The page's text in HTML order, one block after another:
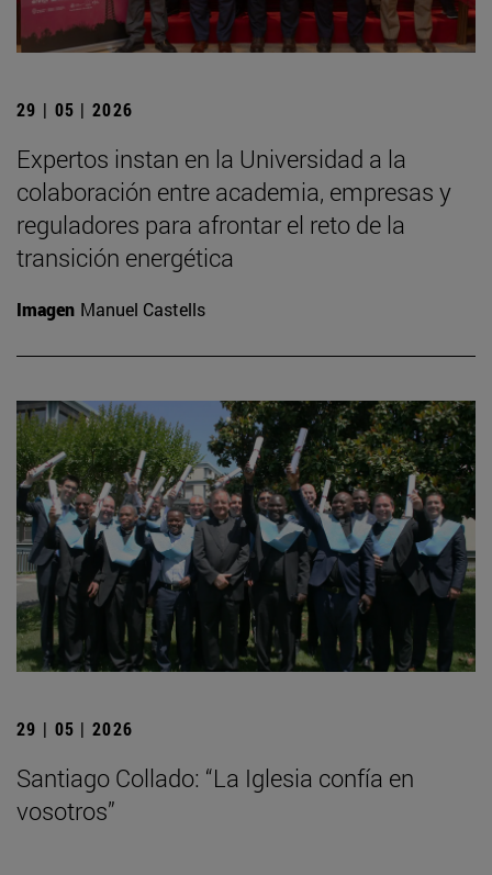
29 | 05 | 2026
Expertos instan en la Universidad a la
colaboración entre academia, empresas y
reguladores para afrontar el reto de la
transición energética
Imagen Manuel Castells
29 | 05 | 2026
Santiago Collado: “La Iglesia confía en
vosotros”